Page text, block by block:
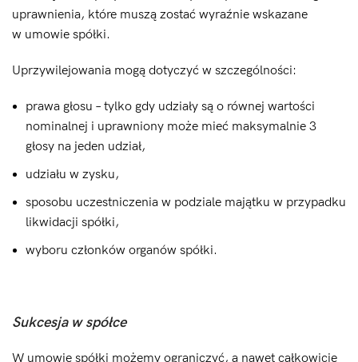
uprawnienia, które muszą zostać wyraźnie wskazane
w umowie spółki.
Uprzywilejowania mogą dotyczyć w szczególności:
prawa głosu – tylko gdy udziały są o równej wartości
nominalnej i uprawniony może mieć maksymalnie 3
głosy na jeden udział,
udziału w zysku,
sposobu uczestniczenia w podziale majątku w przypadku
likwidacji spółki,
wyboru członków organów spółki.
Sukcesja w spółce
W umowie spółki możemy ograniczyć, a nawet całkowicie